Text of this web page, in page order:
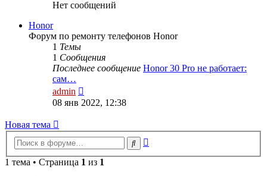
Нет сообщений
Honor
Форум по ремонту телефонов Honor
1 Темы
1 Сообщения
Последнее сообщение Honor 30 Pro не работает:
сам…
admin
к
последнему
08 янв 2022, 12:38
Новая
тема
Новая тема
Поиск
1 тема • Страница 1 из 1